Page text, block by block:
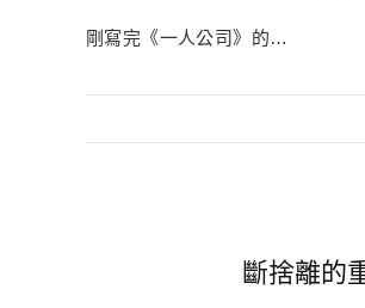
剛寫完《一人公司》的…
斷捨離的